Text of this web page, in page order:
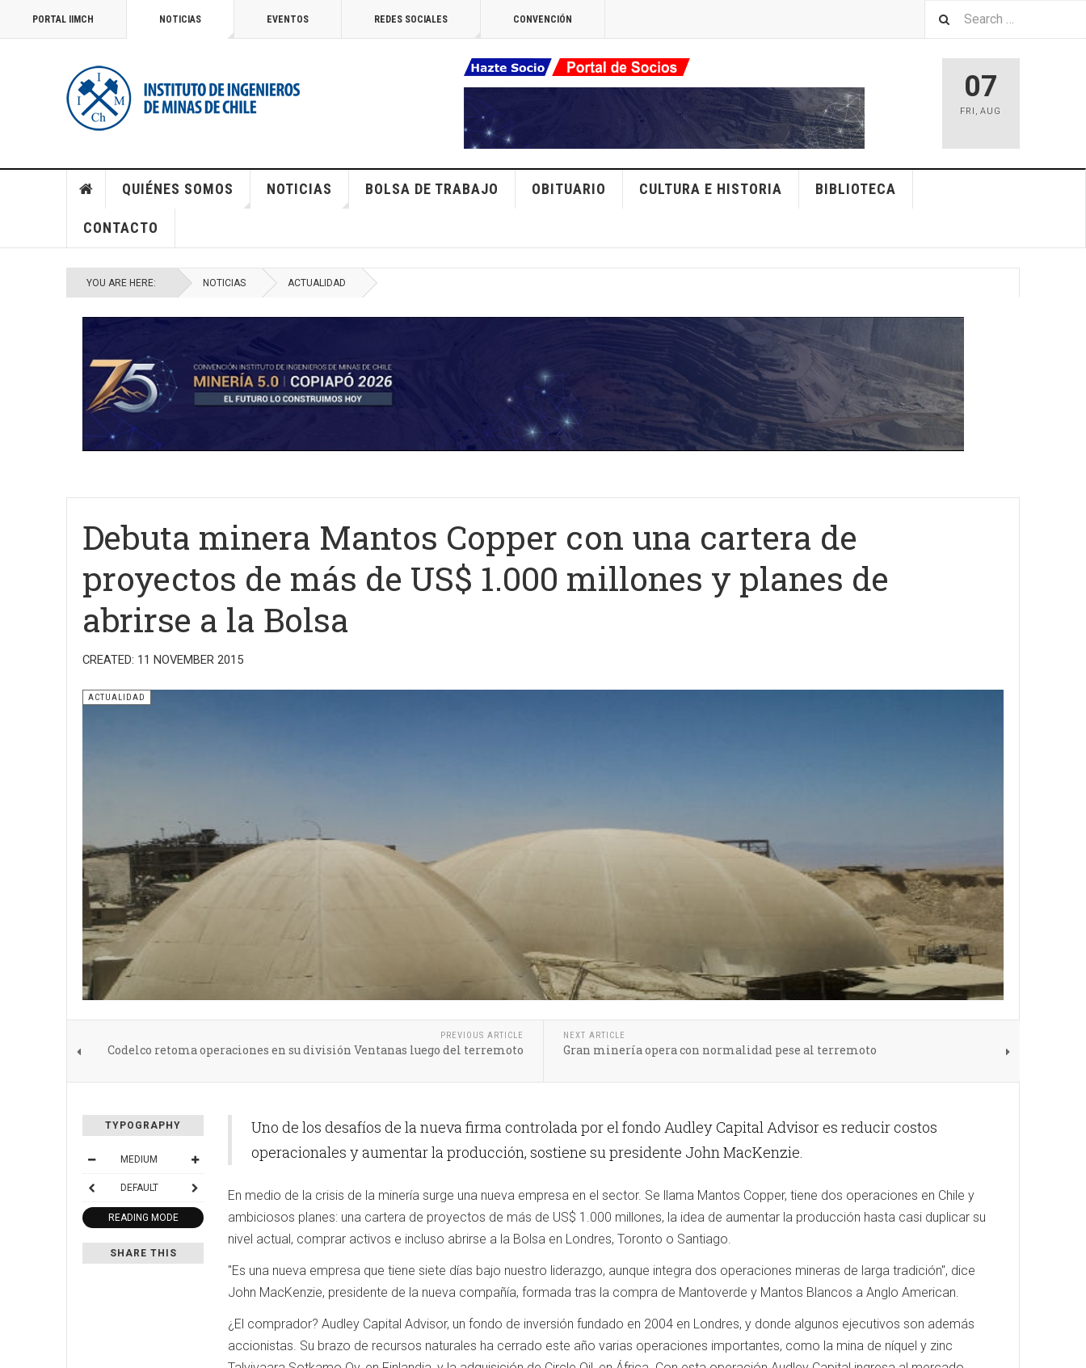
PORTAL IIMCH NOTICIAS EVENTOS REDES SOCIALES CONVENCIÓN
07
FRI ,AUG
QUIÉNES SOMOS NOTICIAS BOLSA DE TRABAJO OBITUARIO CULTURA E HISTORIA BIBLIOTECA
CONTACTO
YOU ARE HERE: NOTICIAS ACTUALIDAD
Debuta minera Mantos Copper con una cartera de
proyectos de más de US$ 1.000 millones y planes de
abrirse a la Bolsa
CREATED: 11 NOVEMBER 2015
ACTUALIDAD
PREVIOUS ARTICLE
Codelco retoma operaciones en su división Ventanas luego del terremoto
NEXT ARTICLE
Gran minería opera con normalidad pese al terremoto
TYPOGRAPHY
MEDIUM
DEFAULT
READING MODE
SHARE THIS
Uno de los desafíos de la nueva firma controlada por el fondo Audley Capital Advisor es reducir costos
operacionales y aumentar la producción, sostiene su presidente John MacKenzie.
En medio de la crisis de la minería surge una nueva empresa en el sector. Se llama Mantos Copper, tiene dos operaciones en Chile y
ambiciosos planes: una cartera de proyectos de más de US$ 1.000 millones, la idea de aumentar la producción hasta casi duplicar su
nivel actual, comprar activos e incluso abrirse a la Bolsa en Londres, Toronto o Santiago.
"Es una nueva empresa que tiene siete días bajo nuestro liderazgo, aunque integra dos operaciones mineras de larga tradición", dice
John MacKenzie, presidente de la nueva compañía, formada tras la compra de Mantoverde y Mantos Blancos a Anglo American.
¿El comprador? Audley Capital Advisor, un fondo de inversión fundado en 2004 en Londres, y donde algunos ejecutivos son además
accionistas. Su brazo de recursos naturales ha cerrado este año varias operaciones importantes, como la mina de níquel y zinc